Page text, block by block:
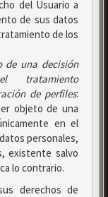
del Usuario a
de sus datos
de los
de una decisión
tratamiento
de perfiles:
objeto de una
en el
personales,
existente salvo
lo contrario.
derechos de